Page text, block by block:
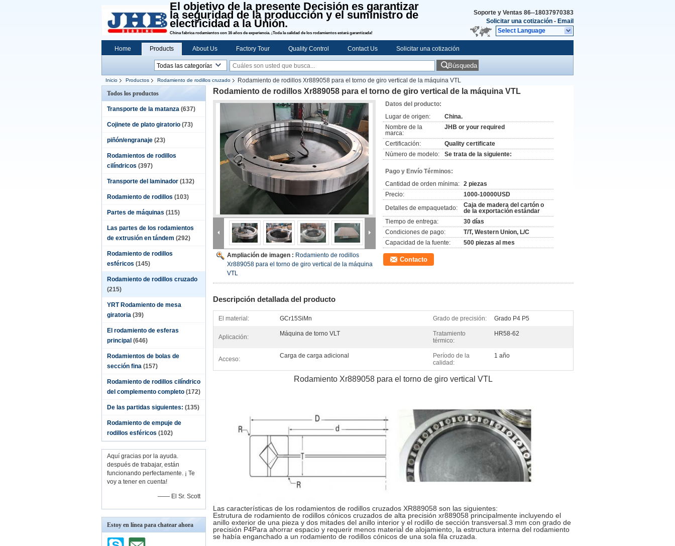
El objetivo de la presente Decisión es garantizar
la seguridad de la producción y el suministro de
electricidad a la Unión.
China fabrica rodamientos con 16 años de experiencia. ¡Toda la calidad de los rodamientos estará garantizada!
Soporte y Ventas 86--18037970383
Solicitar una cotización - Email
Select Language
Home Products About Us Factory Tour Quality Control Contact Us Solicitar una cotización
Búsqueda
Inicio Productos Rodamiento de rodillos cruzado
Rodamiento de rodillos Xr889058 para el torno de giro vertical de la máquina VTL
Todos los productos
Transporte de la matanza (637)
Cojinete de plato giratorio (73)
piñón/engranaje (23)
Rodamientos de rodillos
cilíndricos (397)
Transporte del laminador (132)
Rodamiento de rodillos (103)
Partes de máquinas (115)
Las partes de los rodamientos
de extrusión en tándem (292)
Rodamiento de rodillos
esféricos (145)
Rodamiento de rodillos cruzado
(215)
YRT Rodamiento de mesa
giratoria (39)
El rodamiento de esferas
principal (646)
Rodamientos de bolas de
sección fina (157)
Rodamiento de rodillos cilíndrico
del complemento completo (172)
De las partidas siguientes: (135)
Rodamiento de empuje de
rodillos esféricos (102)
Aquí gracias por la ayuda.
después de trabajar, están
funcionando perfectamente. ¡ Te
voy a tener en cuenta!
—— El Sr. Scott
Estoy en línea para chatear ahora
Rodamiento de rodillos Xr889058 para el torno de giro vertical de la máquina VTL
Ampliación de imagen : Rodamiento de rodillos
Xr889058 para el torno de giro vertical de la máquina
VTL
Datos del producto:
Lugar de origen:
China.
Nombre de la
marca:
JHB or your required
Certificación:
Quality certificate
Número de modelo:
Se trata de la siguiente:
Pago y Envío Términos:
Cantidad de orden mínima: 2 piezas
Precio:
1000-10000USD
Detalles de empaquetado:
Caja de madera del cartón o
de la exportación estándar
Tiempo de entrega:
30 días
Condiciones de pago:
T/T, Western Union, L/C
Capacidad de la fuente:
500 piezas al mes
Contacto
Descripción detallada del producto
El material: GCr15SiMn Grado de precisión: Grado P4 P5
Aplicación: Máquina de torno VLT
Tratamiento
térmico:
HR58-62
Acceso: Carga de carga adicional
Período de la
calidad:
1 año
Rodamiento Xr889058 para el torno de giro vertical VTL
Las características de los rodamientos de rodillos cruzados XR889058 son las siguientes:
Estrutura de rodamiento de rodillos cónicos cruzados de alta precisión xr889058 principalmente incluyendo el
anillo exterior de una pieza y dos mitades del anillo interior y el rodillo de sección transversal.3 mm con grado de
precisión P4Para ahorrar espacio y requerir menos material de alojamiento, la estructura interna del rodamiento
se había enganchado a un rodamiento de rodillos cónicos de una sola fila cruzada.